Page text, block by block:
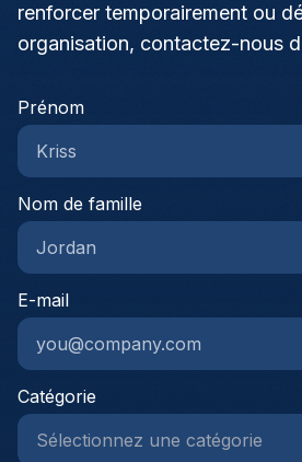
renforcer temporairement ou
organisation, contactez-nous
Prénom
Nom de famille
E-mail
Catégorie